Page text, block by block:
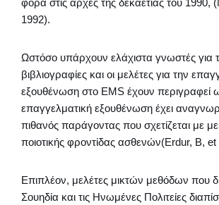
φορά στις αρχές της δεκαετίας του 1990,
1992).
Ωστόσο υπάρχουν ελάχιστα γνωστές για
βιβλιογραφίες και οι μελέτες για την
εξουθένωση στο EMS έχουν περιγραφεί
επαγγελματική εξουθένωση έχει
πιθανός παράγοντας που σχετίζεται με
ποιοτικής φροντίδας ασθενών(Erdur, B,
Επιπλέον, μελέτες μικτών μεθόδων που
Σουηδία και τις Ηνωμένες Πολιτείες